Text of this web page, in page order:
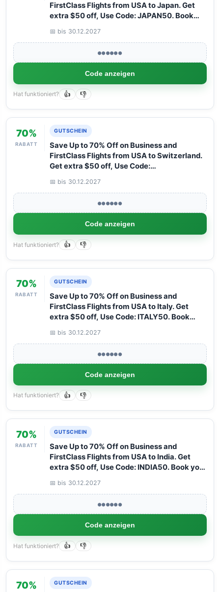
FirstClass Flights from USA to Japan. Get
extra $50 off, Use Code: JAPAN50. Book
📅 bis 30.12.2027
●●●●●●
Code anzeigen
Hat funktioniert? 👍 👎
70%
RABATT
GUTSCHEIN
Save Up to 70% Off on Business and
FirstClass Flights from USA to Switzerland.
Get extra $50 off, Use Code:
📅 bis 30.12.2027
●●●●●●
Code anzeigen
Hat funktioniert? 👍 👎
70%
RABATT
GUTSCHEIN
Save Up to 70% Off on Business and
FirstClass Flights from USA to Italy. Get
extra $50 off, Use Code: ITALY50. Book
📅 bis 30.12.2027
●●●●●●
Code anzeigen
Hat funktioniert? 👍 👎
70%
RABATT
GUTSCHEIN
Save Up to 70% Off on Business and
FirstClass Flights from USA to India. Get
extra $50 off, Use Code: INDIA50. Book your
📅 bis 30.12.2027
●●●●●●
Code anzeigen
Hat funktioniert? 👍 👎
70% GUTSCHEIN